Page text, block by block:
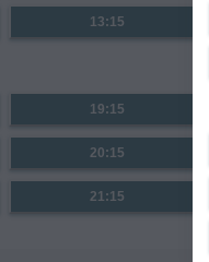
13:15
19:15
20:15
21:15